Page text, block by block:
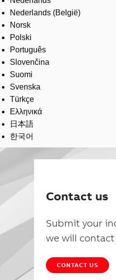
Nederlands (België)
Norsk
Polski
Português
Slovenčina
Suomi
Svenska
Türkçe
Ελληνικά
日本語
한국어
Contact us
Submit your
we will contact
CONTACT US